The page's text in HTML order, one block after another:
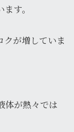
す。
クが増していま
体が熱々では